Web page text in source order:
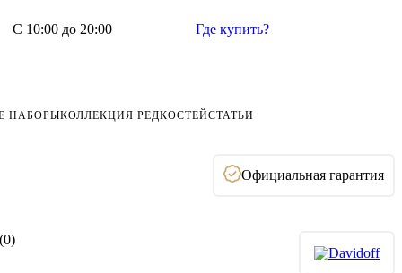
С 10:00 до 20:00 Где купить?
НАБОРЫКОЛЛЕКЦИЯ РЕДКОСТЕЙСТАТЬИ
Официальная гарантия
(0)